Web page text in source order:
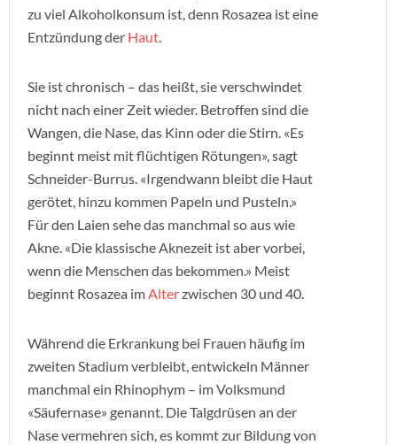
zu viel Alkoholkonsum ist, denn Rosazea ist eine
Entzündung der Haut.
Sie ist chronisch – das heißt, sie verschwindet
nicht nach einer Zeit wieder. Betroffen sind die
Wangen, die Nase, das Kinn oder die Stirn. «Es
beginnt meist mit flüchtigen Rötungen», sagt
Schneider-Burrus. «Irgendwann bleibt die Haut
gerötet, hinzu kommen Papeln und Pusteln.»
Für den Laien sehe das manchmal so aus wie
Akne. «Die klassische Aknezeit ist aber vorbei,
wenn die Menschen das bekommen.» Meist
beginnt Rosazea imAlterzwischen 30 und 40.
Während die Erkrankung bei Frauen häufig im
zweiten Stadium verbleibt, entwickeln Männer
manchmal ein Rhinophym – im Volksmund
«Säufernase» genannt. Die Talgdrüsen an der
Nase vermehren sich, es kommt zur Bildung von